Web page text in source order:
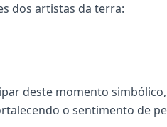
dos artistas da terra:
deste momento
o sentimento de